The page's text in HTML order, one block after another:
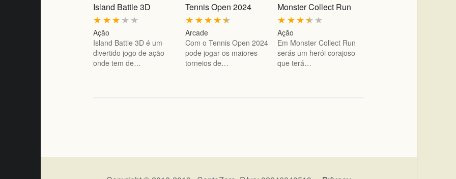
Island Battle 3D
★
★
★
★
★
Ação
Island Battle 3D é um
divertido jogo de ação
onde tem de…
Tennis Open 2024
★
★
★
★
★
Arcade
Com o Tennis Open 2024
pode jogar os maiores
torneios de…
Monster Collect Run
★
★
★
★
★
Ação
Em Monster Collect Run
serás um herói corajoso
que terá…